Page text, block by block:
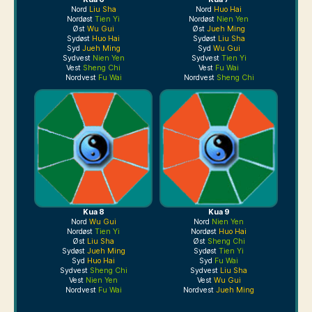
Nord Liu Sha
Nordøst Tien Yi
Øst Wu Gui
Sydøst Huo Hai
Syd Jueh Ming
Sydvest Nien Yen
Vest Sheng Chi
Nordvest Fu Wai
Nord Huo Hai
Nordøst Nien Yen
Øst Jueh Ming
Sydøst Liu Sha
Syd Wu Gui
SydvestTien Yi
Vest Fu Wai
Nordvest Sheng Chi
Kua 8
Nord Wu Gui
Nordøst Tien Yi
Øst Liu Sha
Sydøst Jueh Ming
Syd Huo Hai
Sydvest Sheng Chi
Vest Nien Yen
Nordvest Fu Wai
Kua 9
Nord Nien Yen
Nordøst Huo Hai
Øst Sheng Chi
Sydøst Tien Yi
Syd Fu Wai
Sydvest Liu Sha
Vest Wu Gui
Nordvest Jueh Ming